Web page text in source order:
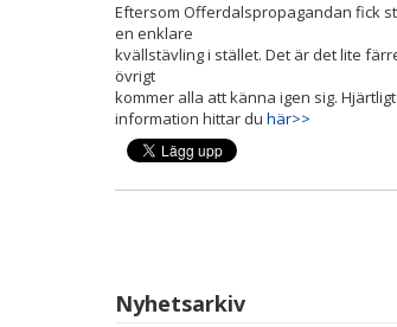
Eftersom Offerdalspropagandan fick
en enklare
kvällstävling i stället. Det är det lite
övrigt
kommer alla att känna igen sig.
information hittar du här>>
Nyhetsarkiv